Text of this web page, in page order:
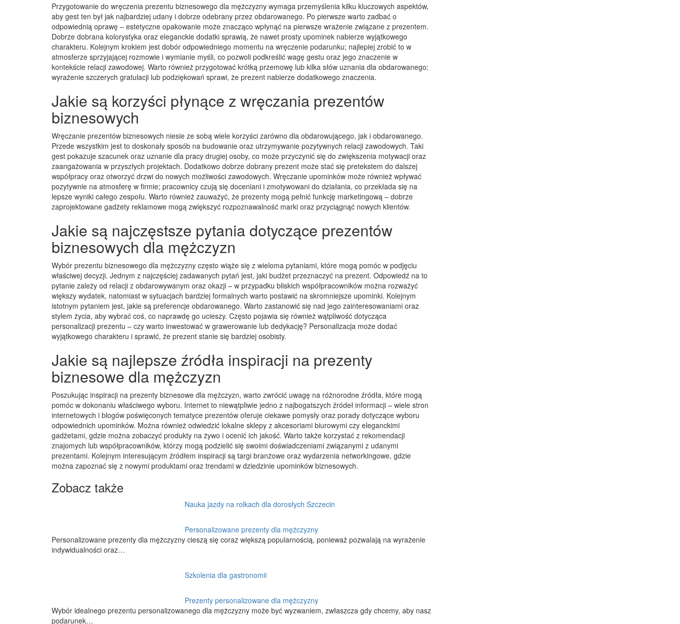
Przygotowanie do wręczenia prezentu biznesowego dla mężczyzny wymaga przemyślenia kilku kluczowych aspektów,
aby gest ten był jak najbardziej udany i dobrze odebrany przez obdarowanego. Po pierwsze warto zadbać o
odpowiednią oprawę – estetyczne opakowanie może znacząco wpłynąć na pierwsze wrażenie związane z prezentem.
Dobrze dobrana kolorystyka oraz eleganckie dodatki sprawią, że nawet prosty upominek nabierze wyjątkowego
charakteru. Kolejnym krokiem jest dobór odpowiedniego momentu na wręczenie podarunku; najlepiej zrobić to w
atmosferze sprzyjającej rozmowie i wymianie myśli, co pozwoli podkreślić wagę gestu oraz jego znaczenie w
kontekście relacji zawodowej. Warto również przygotować krótką przemowę lub kilka słów uznania dla obdarowanego;
wyrażenie szczerych gratulacji lub podziękowań sprawi, że prezent nabierze dodatkowego znaczenia.
Jakie są korzyści płynące z wręczania prezentów
biznesowych
Wręczanie prezentów biznesowych niesie ze sobą wiele korzyści zarówno dla obdarowującego, jak i obdarowanego.
Przede wszystkim jest to doskonały sposób na budowanie oraz utrzymywanie pozytywnych relacji zawodowych. Taki
gest pokazuje szacunek oraz uznanie dla pracy drugiej osoby, co może przyczynić się do zwiększenia motywacji oraz
zaangażowania w przyszłych projektach. Dodatkowo dobrze dobrany prezent może stać się pretekstem do dalszej
współpracy oraz otworzyć drzwi do nowych możliwości zawodowych. Wręczanie upominków może również wpływać
pozytywnie na atmosferę w firmie; pracownicy czują się doceniani i zmotywowani do działania, co przekłada się na
lepsze wyniki całego zespołu. Warto również zauważyć, że prezenty mogą pełnić funkcję marketingową – dobrze
zaprojektowane gadżety reklamowe mogą zwiększyć rozpoznawalność marki oraz przyciągnąć nowych klientów.
Jakie są najczęstsze pytania dotyczące prezentów
biznesowych dla mężczyzn
Wybór prezentu biznesowego dla mężczyzny często wiąże się z wieloma pytaniami, które mogą pomóc w podjęciu
właściwej decyzji. Jednym z najczęściej zadawanych pytań jest, jaki budżet przeznaczyć na prezent. Odpowiedź na to
pytanie zależy od relacji z obdarowywanym oraz okazji – w przypadku bliskich współpracowników można rozważyć
większy wydatek, natomiast w sytuacjach bardziej formalnych warto postawić na skromniejsze upominki. Kolejnym
istotnym pytaniem jest, jakie są preferencje obdarowanego. Warto zastanowić się nad jego zainteresowaniami oraz
stylem życia, aby wybrać coś, co naprawdę go ucieszy. Często pojawia się również wątpliwość dotycząca
personalizacji prezentu – czy warto inwestować w grawerowanie lub dedykację? Personalizacja może dodać
wyjątkowego charakteru i sprawić, że prezent stanie się bardziej osobisty.
Jakie są najlepsze źródła inspiracji na prezenty
biznesowe dla mężczyzn
Poszukując inspiracji na prezenty biznesowe dla mężczyzn, warto zwrócić uwagę na różnorodne źródła, które mogą
pomóc w dokonaniu właściwego wyboru. Internet to niewątpliwie jedno z najbogatszych źródeł informacji – wiele stron
internetowych i blogów poświęconych tematyce prezentów oferuje ciekawe pomysły oraz porady dotyczące wyboru
odpowiednich upominków. Można również odwiedzić lokalne sklepy z akcesoriami biurowymi czy eleganckimi
gadżetami, gdzie można zobaczyć produkty na żywo i ocenić ich jakość. Warto także korzystać z rekomendacji
znajomych lub współpracowników, którzy mogą podzielić się swoimi doświadczeniami związanymi z udanymi
prezentami. Kolejnym interesującym źródłem inspiracji są targi branżowe oraz wydarzenia networkingowe, gdzie
można zapoznać się z nowymi produktami oraz trendami w dziedzinie upominków biznesowych.
Zobacz także
Nauka jazdy na rolkach dla dorosłych Szczecin
Personalizowane prezenty dla mężczyzny
Personalizowane prezenty dla mężczyzny cieszą się coraz większą popularnością, ponieważ pozwalają na wyrażenie
indywidualności oraz…
Szkolenia dla gastronomii
Prezenty personalizowane dla mężczyzny
Wybór idealnego prezentu personalizowanego dla mężczyzny może być wyzwaniem, zwłaszcza gdy chcemy, aby nasz
podarunek…